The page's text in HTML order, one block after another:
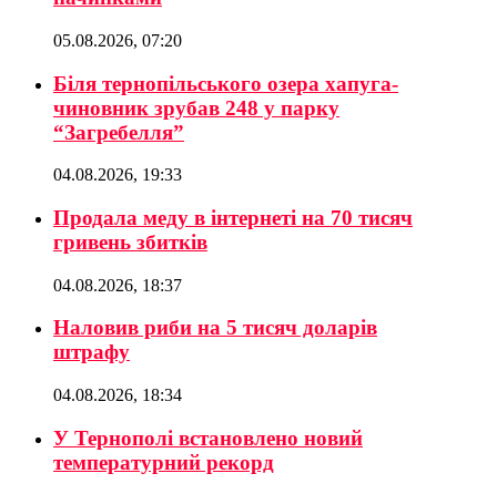
05.08.2026, 07:20
Біля тернопільського озера хапуга-
чиновник зрубав 248 у парку
“Загребелля”
04.08.2026, 19:33
Продала меду в інтернеті на 70 тисяч
гривень збитків
04.08.2026, 18:37
Наловив риби на 5 тисяч доларів
штрафу
04.08.2026, 18:34
У Тернополі встановлено новий
температурний рекорд